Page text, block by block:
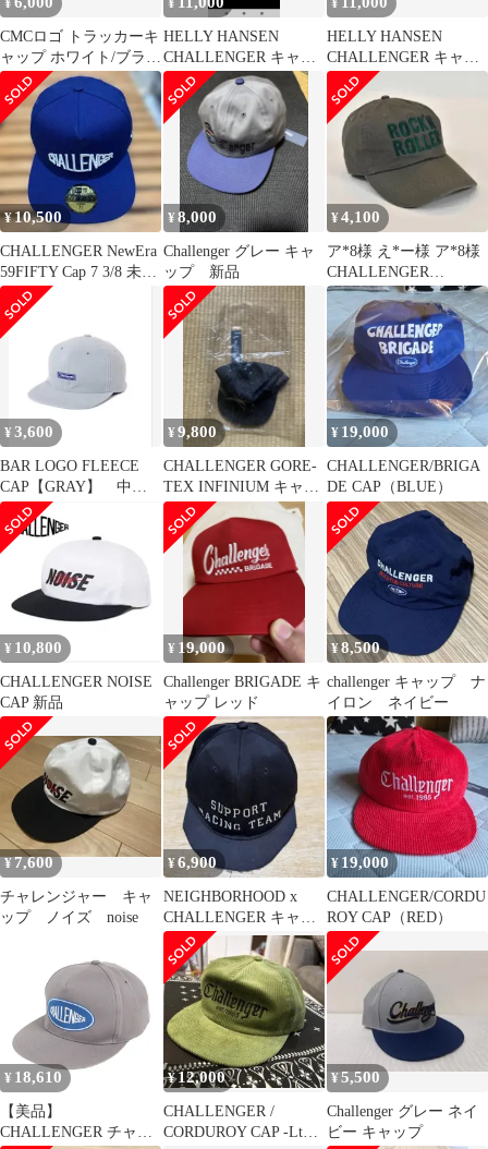
¥
CMCロゴ トラッカーキ
ャップ ホワイト/ブラッ
ク
¥
HELLY HANSEN
CHALLENGER キャッ
プ
¥
HELLY HANSEN
CHALLENGER キャッ
プ
¥10,500
CHALLENGER NewEra
59FIFTY Cap 7 3/8 未使
用
¥8,000
Challenger グレー キャ
ップ 新品
¥4,100
ア*8様 え*ー様 ア*8様
CHALLENGER
ROLLER MAGAZIN
¥ 3,600
BAR LOGO FLEECE
CAP【GRAY】 中古
美品
¥9,800
CHALLENGER GORE-
TEX INFINIUM キャッ
プ
¥ 19,000
CHALLENGER/BRIGA
DE CAP（BLUE）
¥ 10,800
CHALLENGER NOISE
CAP 新品
¥ 19,000
Challenger BRIGADE キ
ャップ レッド
¥8,500
challenger キャップ ナ
イロン ネイビー
¥7,600
チャレンジャー キャ
ップ ノイズ noise
¥6,900
NEIGHBORHOOD x
CHALLENGER キャッ
プ
¥ 19,000
CHALLENGER/CORDU
ROY CAP（RED）
¥ 18,610
【美品】
CHALLENGER チャレ
¥12,000
CHALLENGER /
CORDUROY CAP -Lt
¥5,500
Challenger グレー ネイ
ビー キャップ